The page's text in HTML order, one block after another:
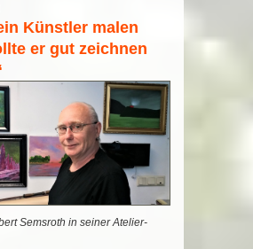
Künstler malen
er gut zeichnen
Semsroth in seiner Atelier-